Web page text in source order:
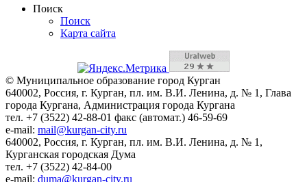
Поиск
Поиск
Карта сайта
© Муниципальное образование город Курган
640002, Россия, г. Курган, пл. им. В.И. Ленина, д. № 1, Глава
города Кургана, Администрация города Кургана
тел. +7 (3522) 42-88-01 факс (автомат.) 46-59-69
e-mail: mail@kurgan-city.ru
640002, Россия, г. Курган, пл. им. В.И. Ленина, д. № 1,
Курганская городская Дума
тел. +7 (3522) 42-84-00
e-mail: duma@kurgan-city.ru